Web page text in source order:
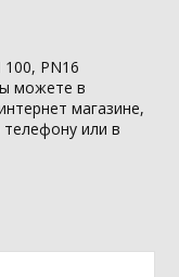
PN16
можете в
магазине,
или в